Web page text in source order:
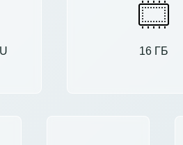
16 ГБ